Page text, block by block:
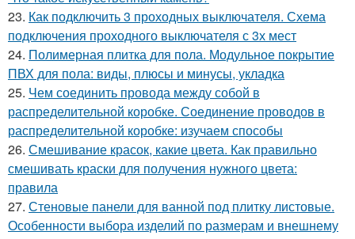
23. Как подключить 3 проходных выключателя. Схема
подключения проходного выключателя с 3х мест
24. Полимерная плитка для пола. Модульное покрытие
ПВХ для пола: виды, плюсы и минусы, укладка
25. Чем соединить провода между собой в
распределительной коробке. Соединение проводов в
распределительной коробке: изучаем способы
26. Смешивание красок, какие цвета. Как правильно
смешивать краски для получения нужного цвета:
правила
27. Стеновые панели для ванной под плитку листовые.
Особенности выбора изделий по размерам и внешнему